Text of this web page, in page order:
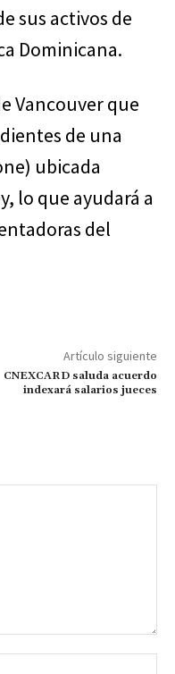
sus activos de
Dominicana.
Vancouver que
de una
ubicada
lo que ayudará a
del
Artículo siguiente
CNEXCARD saluda acuerdo
indexará salarios jueces